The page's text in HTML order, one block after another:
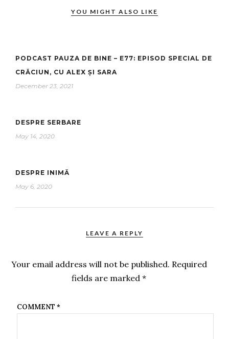
YOU MIGHT ALSO LIKE
PODCAST PAUZA DE BINE – E77: EPISOD SPECIAL DE
CRĂCIUN, CU ALEX ȘI SARA
December 23, 2021
DESPRE SERBARE
May 14, 2020
DESPRE INIMĂ
May 6, 2020
LEAVE A REPLY
Your email address will not be published. Required
fields are marked*
COMMENT *